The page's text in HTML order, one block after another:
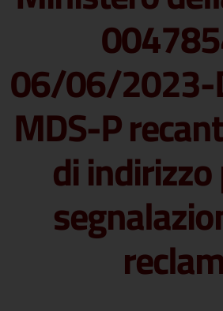
06/06/2023-
MDS-P
di